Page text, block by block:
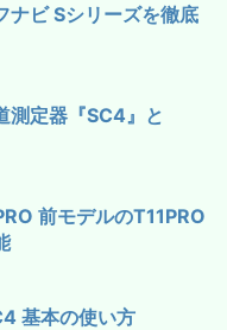
ナビ Sシリーズを徹底
測定器『SC4』と
前モデルのT11PRO
基本の使い方